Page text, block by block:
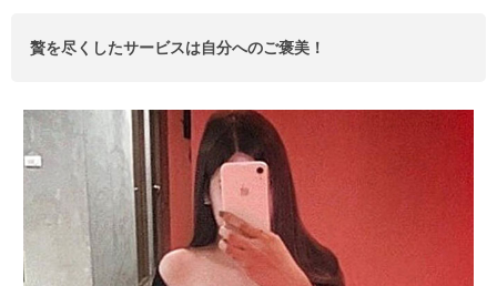
贅を尽くしたサービスは自分へのご褒美！